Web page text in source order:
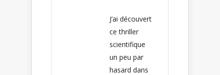
J’ai découvert
ce thriller
scientifique
un peu par
hasard dans